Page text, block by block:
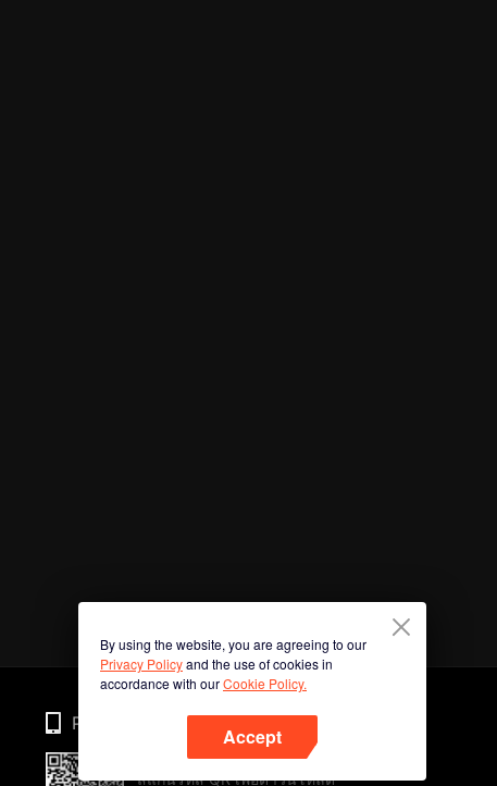
By using the website, you are agreeing to our
Privacy Policyand the use of cookies in
accordance with ourCookie Policy.
Accept
Phone
สแกนรหัส QR เพื่อดาวน์โหลด